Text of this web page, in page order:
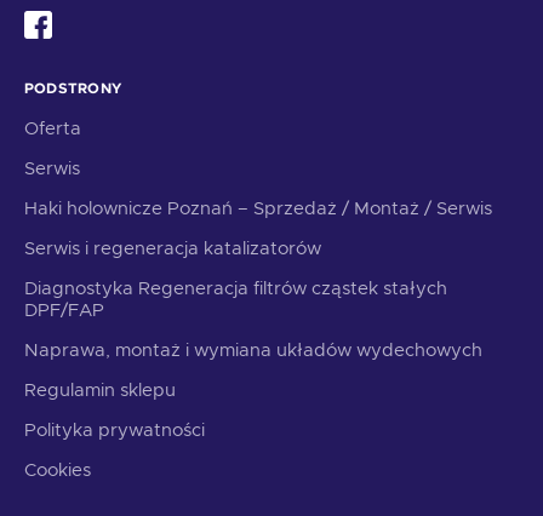
PODSTRONY
Oferta
Serwis
Haki holownicze Poznań – Sprzedaż / Montaż / Serwis
Serwis i regeneracja katalizatorów
Diagnostyka Regeneracja filtrów cząstek stałych
DPF/FAP
Naprawa, montaż i wymiana układów wydechowych
Regulamin sklepu
Polityka prywatności
Cookies